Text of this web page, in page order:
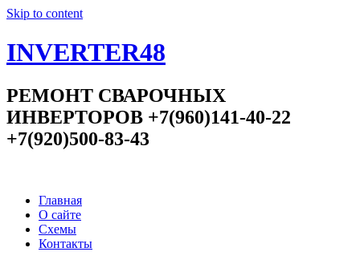
Skip to content
INVERTER48
РЕМОНТ СВАРОЧНЫХ
ИНВЕРТОРОВ +7(960)141-40-22
+7(920)500-83-43
Главная
О сайте
Схемы
Контакты